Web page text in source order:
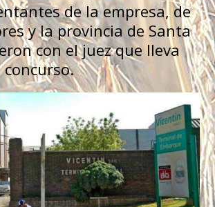
de la empresa, de
y la provincia de Santa
con el juez que lleva